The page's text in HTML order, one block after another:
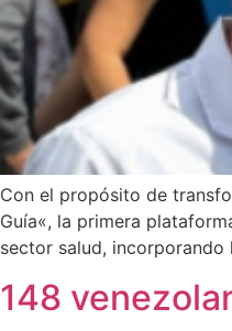
Con el propósito de
Guía«, la primera
sector salud,
148